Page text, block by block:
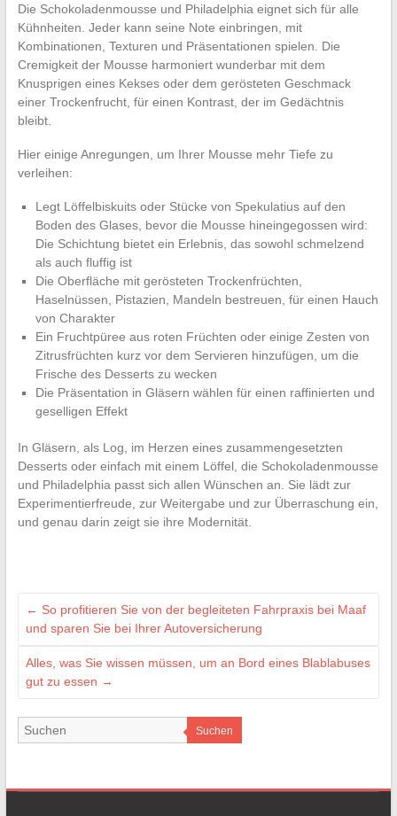
Die Schokoladenmousse und Philadelphia eignet sich für alle
Kühnheiten. Jeder kann seine Note einbringen, mit
Kombinationen, Texturen und Präsentationen spielen. Die
Cremigkeit der Mousse harmoniert wunderbar mit dem
Knusprigen eines Kekses oder dem gerösteten Geschmack
einer Trockenfrucht, für einen Kontrast, der im Gedächtnis
bleibt.
Hier einige Anregungen, um Ihrer Mousse mehr Tiefe zu
verleihen:
Legt Löffelbiskuits oder Stücke von Spekulatius auf den
Boden des Glases, bevor die Mousse hineingegossen wird:
Die Schichtung bietet ein Erlebnis, das sowohl schmelzend
als auch fluffig ist
Die Oberfläche mit gerösteten Trockenfrüchten,
Haselnüssen, Pistazien, Mandeln bestreuen, für einen Hauch
von Charakter
Ein Fruchtpüree aus roten Früchten oder einige Zesten von
Zitrusfrüchten kurz vor dem Servieren hinzufügen, um die
Frische des Desserts zu wecken
Die Präsentation in Gläsern wählen für einen raffinierten und
geselligen Effekt
In Gläsern, als Log, im Herzen eines zusammengesetzten
Desserts oder einfach mit einem Löffel, die Schokoladenmousse
und Philadelphia passt sich allen Wünschen an. Sie lädt zur
Experimentierfreude, zur Weitergabe und zur Überraschung ein,
und genau darin zeigt sie ihre Modernität.
← So profitieren Sie von der begleiteten Fahrpraxis bei Maaf
und sparen Sie bei Ihrer Autoversicherung
Alles, was Sie wissen müssen, um an Bord eines Blablabuses
gut zu essen →
Suchen